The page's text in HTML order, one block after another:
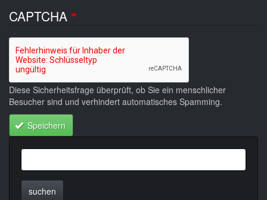
CAPTCHA
Diese Sicherheitsfrage überprüft, ob Sie ein menschlicher
Besucher sind und verhindert automatisches Spamming.
Speichern
suchen